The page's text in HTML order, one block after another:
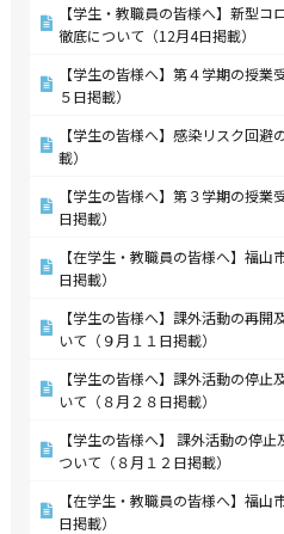
【学生・教職員の皆様へ】新型
徹底について（12月4日掲載）
【学生の皆様へ】第４学期の授
５日掲載）
【学生の皆様へ】感染リスク回
載）
【学生の皆様へ】第３学期の授
日掲載）
【在学生・教職員の皆様へ】福
日掲載）
【学生の皆様へ】課外活動の再
いて（９月１１日掲載）
【学生の皆様へ】課外活動の停
いて（８月２８日掲載）
【学生の皆様へ】 課外活動の停
ついて（８月１２日掲載）
【在学生・教職員の皆様へ】福
日掲載）